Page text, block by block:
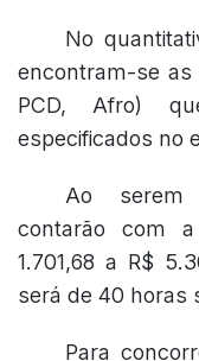
No
encontram-se as
PCD, Afro)
especificados no
Ao serem
contarão com
1.701,68 a R$
será de 40 horas
Para